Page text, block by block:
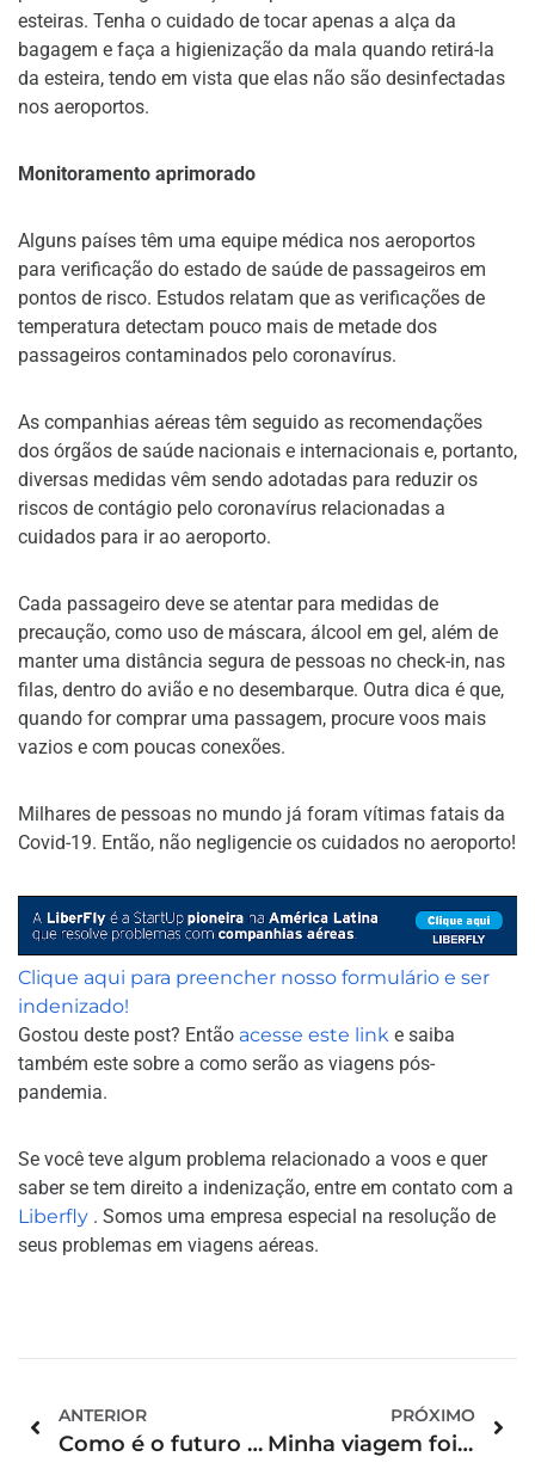
esteiras. Tenha o cuidado de tocar apenas a alça da
bagagem e faça a higienização da mala quando retirá-la
da esteira, tendo em vista que elas não são desinfectadas
nos aeroportos.
Monitoramento aprimorado
Alguns países têm uma equipe médica nos aeroportos
para verificação do estado de saúde de passageiros em
pontos de risco. Estudos relatam que as verificações de
temperatura detectam pouco mais de metade dos
passageiros contaminados pelo coronavírus.
As companhias aéreas têm seguido as recomendações
dos órgãos de saúde nacionais e internacionais e, portanto,
diversas medidas vêm sendo adotadas para reduzir os
riscos de contágio pelo coronavírus relacionadas a
cuidados para ir ao aeroporto.
Cada passageiro deve se atentar para medidas de
precaução, como uso de máscara, álcool em gel, além de
manter uma distância segura de pessoas no check-in, nas
filas, dentro do avião e no desembarque. Outra dica é que,
quando for comprar uma passagem, procure voos mais
vazios e com poucas conexões.
Milhares de pessoas no mundo já foram vítimas fatais da
Covid-19. Então, não negligencie os cuidados no aeroporto!
Clique aqui para preencher nosso formulário e ser
indenizado!
Gostou deste post? Então acesse este link e saiba
também este sobre a como serão as viagens pós-
pandemia.
Se você teve algum problema relacionado a voos e quer
saber se tem direito a indenização, entre em contato com a
Liberfly . Somos uma empresa especial na resolução de
seus problemas em viagens aéreas.
ANTERIOR
Como é o futuro das viagens pós-pandemia?
PRÓXIMO
Minha viagem foi Cancelada devido à Covid-19. E agora?